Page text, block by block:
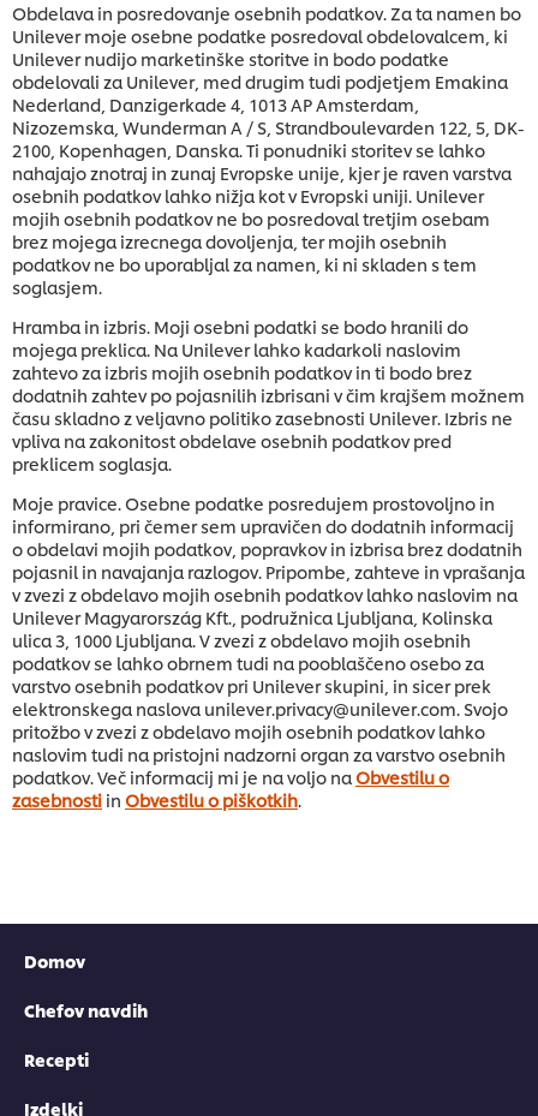
Obdelava in posredovanje osebnih podatkov. Za ta namen bo
Unilever moje osebne podatke posredoval obdelovalcem, ki
Unilever nudijo marketinške storitve in bodo podatke
obdelovali za Unilever, med drugim tudi podjetjem Emakina
Nederland, Danzigerkade 4, 1013 AP Amsterdam,
Nizozemska, Wunderman A / S, Strandboulevarden 122, 5, DK-
2100, Kopenhagen, Danska. Ti ponudniki storitev se lahko
nahajajo znotraj in zunaj Evropske unije, kjer je raven varstva
osebnih podatkov lahko nižja kot v Evropski uniji. Unilever
mojih osebnih podatkov ne bo posredoval tretjim osebam
brez mojega izrecnega dovoljenja, ter mojih osebnih
podatkov ne bo uporabljal za namen, ki ni skladen s tem
soglasjem.
Hramba in izbris. Moji osebni podatki se bodo hranili do
mojega preklica. Na Unilever lahko kadarkoli naslovim
zahtevo za izbris mojih osebnih podatkov in ti bodo brez
dodatnih zahtev po pojasnilih izbrisani v čim krajšem možnem
času skladno z veljavno politiko zasebnosti Unilever. Izbris ne
vpliva na zakonitost obdelave osebnih podatkov pred
preklicem soglasja.
Moje pravice. Osebne podatke posredujem prostovoljno in
informirano, pri čemer sem upravičen do dodatnih informacij
o obdelavi mojih podatkov, popravkov in izbrisa brez dodatnih
pojasnil in navajanja razlogov. Pripombe, zahteve in vprašanja
v zvezi z obdelavo mojih osebnih podatkov lahko naslovim na
Unilever Magyarország Kft., podružnica Ljubljana, Kolinska
ulica 3, 1000 Ljubljana. V zvezi z obdelavo mojih osebnih
podatkov se lahko obrnem tudi na pooblaščeno osebo za
varstvo osebnih podatkov pri Unilever skupini, in sicer prek
elektronskega naslova unilever.privacy@unilever.com. Svojo
pritožbo v zvezi z obdelavo mojih osebnih podatkov lahko
naslovim tudi na pristojni nadzorni organ za varstvo osebnih
podatkov. Več informacij mi je na voljo naObvestilu o
zasebnosti in Obvestilu o piškotkih.
Domov
Chefov navdih
Recepti
Izdelki